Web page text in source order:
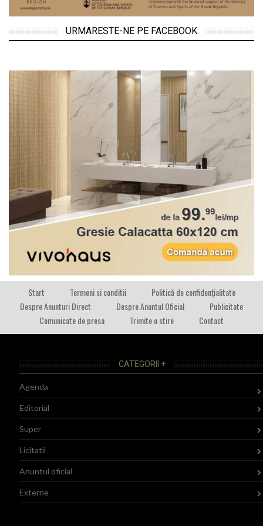
URMARESTE-NE PE FACEBOOK
Start Termeni si conditii
Politică de confidențialitate
Despre Anunturi Direct
Despre Anuntul Oficial
Publicitate
Comunicate de presa
Trimite o stire Contact
CATEGORII +
Agenda
Editorial
Super
Licitatii
Anuntul oficial
Externe